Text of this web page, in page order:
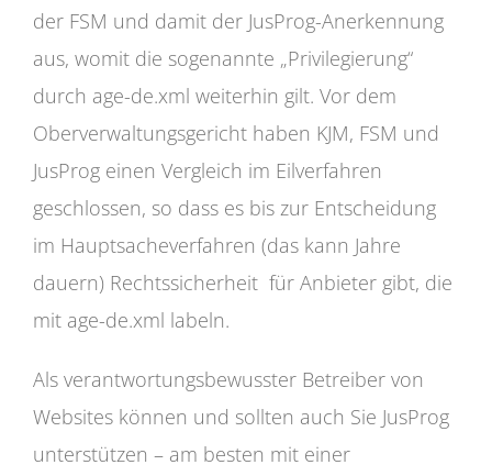
der FSM und damit der JusProg-Anerkennung
aus, womit die sogenannte „Privilegierung“
durch age-de.xml weiterhin gilt. Vor dem
Oberverwaltungsgericht haben KJM, FSM und
JusProg einen Vergleich im Eilverfahren
geschlossen, so dass es bis zur Entscheidung
im Hauptsacheverfahren (das kann Jahre
dauern) Rechtssicherheit für Anbieter gibt, die
mit age-de.xml labeln.
Als verantwortungsbewusster Betreiber von
Websites können und sollten auch Sie JusProg
unterstützen – am besten mit einer